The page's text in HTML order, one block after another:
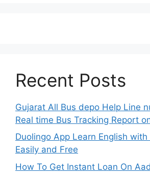
Recent Posts
Gujarat All Bus depo Help Line
Real time Bus Tracking Report
Duolingo App Learn English
Easily and Free
How To Get Instant Loan On